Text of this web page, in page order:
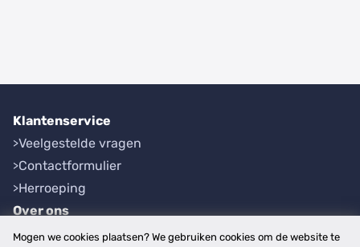
Klantenservice
Veelgestelde vragen
Contactformulier
Herroeping
Over ons
Bedrijfsgegevens
Mogen we cookies plaatsen? We gebruiken cookies om de website te